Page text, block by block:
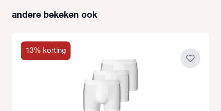
Productgalerij overslaan
andere bekeken ook
13% korting